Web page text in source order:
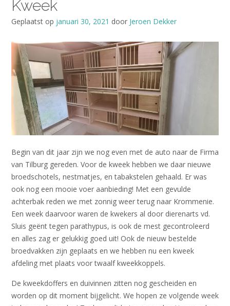
Kweek
Geplaatst op januari 30, 2021 door Jeroen Dekker
Begin van dit jaar zijn we nog even met de auto naar de Firma
van Tilburg gereden. Voor de kweek hebben we daar nieuwe
broedschotels, nestmatjes, en tabakstelen gehaald. Er was
ook nog een mooie voer aanbieding! Met een gevulde
achterbak reden we met zonnig weer terug naar Krommenie.
Een week daarvoor waren de kwekers al door dierenarts vd.
Sluis geënt tegen parathypus, is ook de mest gecontroleerd
en alles zag er gelukkig goed uit! Ook de nieuw bestelde
broedvakken zijn geplaats en we hebben nu een kweek
afdeling met plaats voor twaalf kweekkoppels.
De kweekdoffers en duivinnen zitten nog gescheiden en
worden op dit moment bijgelicht. We hopen ze volgende week